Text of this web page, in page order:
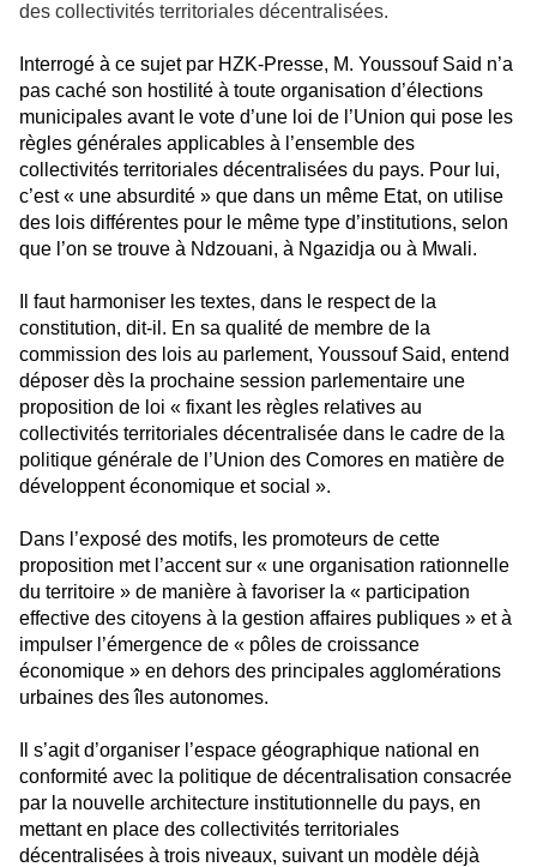
des collectivités territoriales décentralisées.
Interrogé à ce sujet par HZK-Presse, M. Youssouf Said n’a
pas caché son hostilité à toute organisation d’élections
municipales avant le vote d’une loi de l’Union qui pose les
règles générales applicables à l’ensemble des
collectivités territoriales décentralisées du pays. Pour lui,
c’est « une absurdité » que dans un même Etat, on utilise
des lois différentes pour le même type d’institutions, selon
que l’on se trouve à Ndzouani, à Ngazidja ou à Mwali.
Il faut harmoniser les textes, dans le respect de la
constitution, dit-il. En sa qualité de membre de la
commission des lois au parlement, Youssouf Said, entend
déposer dès la prochaine session parlementaire une
proposition de loi « fixant les règles relatives au
collectivités territoriales décentralisée dans le cadre de la
politique générale de l’Union des Comores en matière de
développent économique et social ».
Dans l’exposé des motifs, les promoteurs de cette
proposition met l’accent sur « une organisation rationnelle
du territoire » de manière à favoriser la « participation
effective des citoyens à la gestion affaires publiques » et à
impulser l’émergence de « pôles de croissance
économique » en dehors des principales agglomérations
urbaines des îles autonomes.
Il s’agit d’organiser l’espace géographique national en
conformité avec la politique de décentralisation consacrée
par la nouvelle architecture institutionnelle du pays, en
mettant en place des collectivités territoriales
décentralisées à trois niveaux, suivant un modèle déjà